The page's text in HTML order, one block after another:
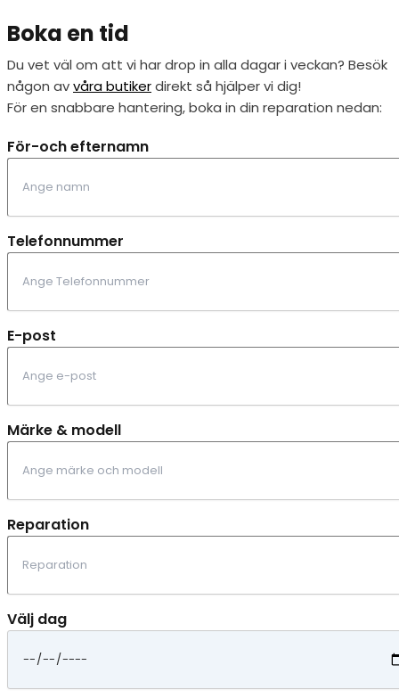
Boka en tid
Du vet väl om att vi har drop in alla dagar i veckan? Besök
någon avvåra butikerdirekt så hjälper vi dig!
För en snabbare hantering, boka in din reparation nedan:
För-och efternamn
Telefonnummer
E-post
Märke & modell
Reparation
Välj dag